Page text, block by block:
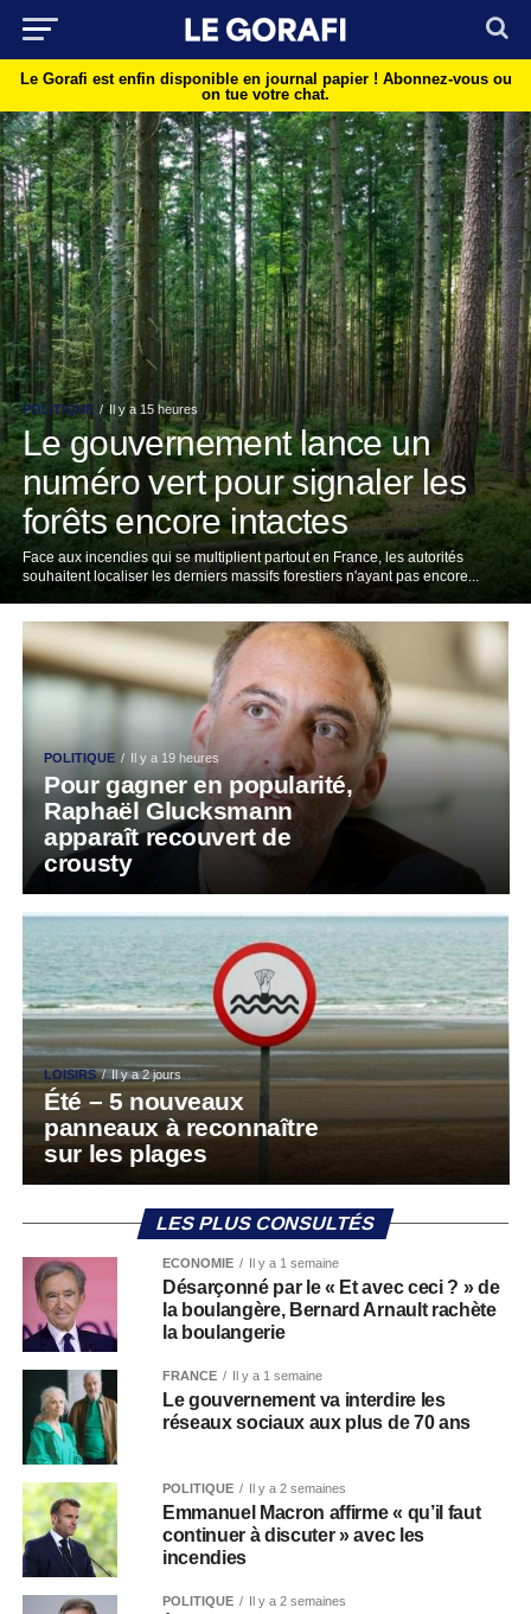
Le Gorafi est enfin disponible en journal papier ! Abonnez-vous ou
on tue votre chat.
POLITIQUE Il y a 15 heures
Le gouvernement lance un
numéro vert pour signaler les
forêts encore intactes
Face aux incendies qui se multiplient partout en France, les autorités
souhaitent localiser les derniers massifs forestiers n'ayant pas encore...
POLITIQUE Il y a 19 heures
Pour gagner en popularité,
Raphaël Glucksmann
apparaît recouvert de
crousty
LOISIRS Il y a 2 jours
Été – 5 nouveaux
panneaux à reconnaître
sur les plages
LES PLUS CONSULTÉS
ECONOMIE Il y a 1 semaine
Désarçonné par le « Et avec ceci ? » de
la boulangère, Bernard Arnault rachète
la boulangerie
FRANCE Il y a 1 semaine
Le gouvernement va interdire les
réseaux sociaux aux plus de 70 ans
POLITIQUE Il y a 2 semaines
Emmanuel Macron affirme « qu’il faut
continuer à discuter » avec les
incendies
POLITIQUE Il y a 2 semaines